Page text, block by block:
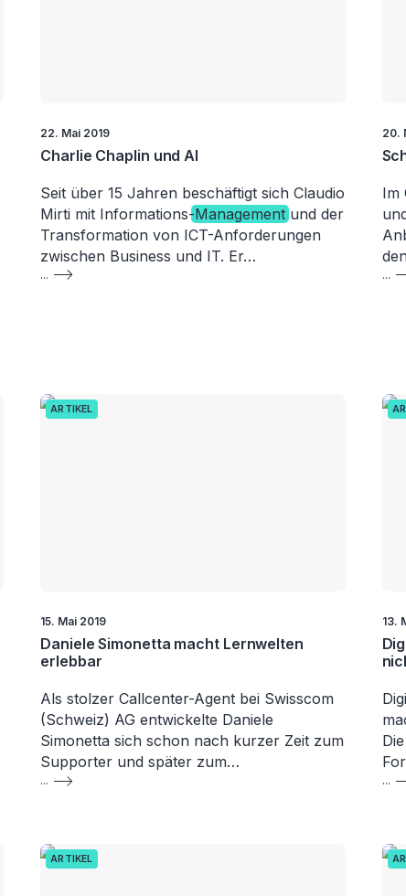
22. Mai 2019
Charlie Chaplin und AI
Seit über 15 Jahren beschäftigt sich Claudio
Mirti mit Informations-Managementund der
Transformation von ICT-Anforderungen
zwischen Business und IT. Er…
...
20.
Im
...
ARTIKEL
15. Mai 2019
Daniele Simonetta macht Lernwelten
erlebbar
Als stolzer Callcenter-Agent bei Swisscom
(Schweiz) AG entwickelte Daniele
Simonetta sich schon nach kurzer Zeit zum
Supporter und später zum…
...
13.
...
ARTIKEL